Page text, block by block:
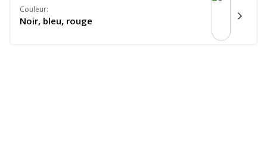
Couleur:
Noir, bleu, rouge